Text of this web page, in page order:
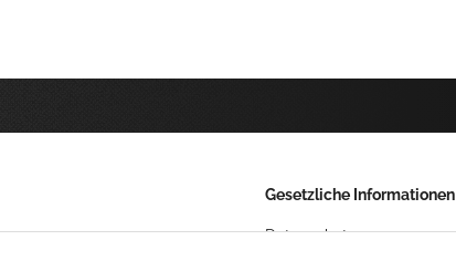
Gesetzliche Informationen
Datenschutz